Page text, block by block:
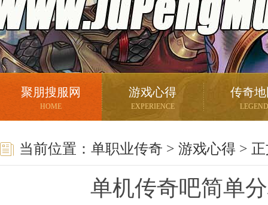
聚朋搜服网
HOME
游戏心得
EXPERIENCE
传奇
LEGEND
当前位置： 单职业传奇 > 游戏心得 >
单机传奇吧简单